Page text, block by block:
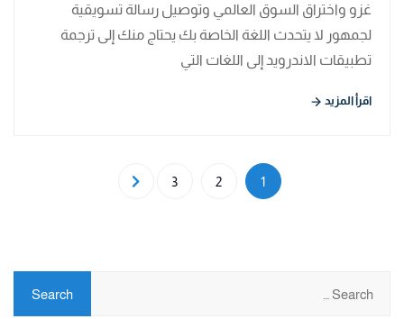
غزو واختراق السوق العالمي وتوصيل رسالة تسويقية
لجمهور لا يتحدث اللغة الخاصة بك يحتاج منك إلى ترجمة
تطبيقات الاندرويد إلى اللغات التي
اقرأ المزيد
1
2
3